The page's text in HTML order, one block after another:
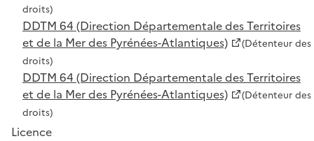
droits)
DDTM 64 (Direction Départementale des Territoires
et de la Mer des Pyrénées-Atlantiques)
(Détenteur des
droits)
DDTM 64 (Direction Départementale des Territoires
et de la Mer des Pyrénées-Atlantiques)
(Détenteur des
droits)
Licence